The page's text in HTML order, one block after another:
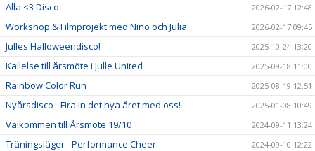
Alla <3 Disco 2026-02-17 12:48
Workshop & Filmprojekt med Nino och Julia 2026-02-17 09:45
Julles Halloweendisco! 2025-10-24 13:20
Kallelse till årsmöte i Julle United 2025-09-18 11:00
Rainbow Color Run 2025-08-19 12:51
Nyårsdisco - Fira in det nya året med oss! 2025-01-08 10:49
Välkommen till Årsmöte 19/10 2024-09-11 13:24
Träningsläger - Performance Cheer 2024-09-10 12:22